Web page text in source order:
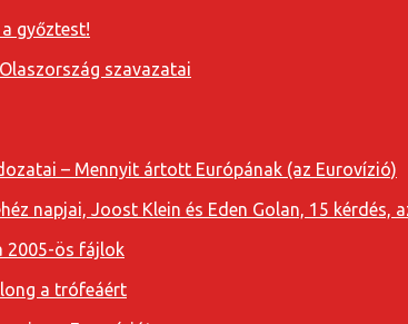
győztest!
szavazatai
– Mennyit ártott Európának (az Eurovízió)
napjai, Joost Klein és Eden Golan, 15 kérdés,
2005-ös fájlok
a trófeáért